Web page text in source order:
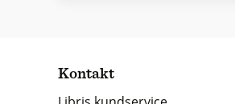
Kontakt